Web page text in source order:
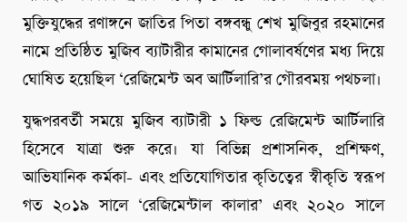
মুক্তিযুদ্ধের রণাঙ্গনে জাতির পিতা বঙ্গবন্ধু শেখ মুজিবুর রহমানের
নামে প্রতিষ্ঠিত মুজিব ব্যাটারীর কামানের গোলাবর্ষণের মধ্য দিয়ে
ঘোষিত হয়েছিল ‘রেজিমেন্ট অব আর্টিলারি’র গৌরবময় পথচলা।
যুদ্ধপরবর্তী সময়ে মুজিব ব্যাটারী ১ ফিল্ড রেজিমেন্ট আর্টিলারি
হিসেবে যাত্রা শুরু করে। যা বিভিন্ন প্রশাসনিক, প্রশিক্ষণ,
আভিযানিক কর্মকা- এবং প্রতিযোগিতার কৃতিত্বের স্বীকৃতি স্বরূপ
গত ২০১৯ সালে ‘রেজিমেন্টাল কালার’ এবং ২০২০ সালে